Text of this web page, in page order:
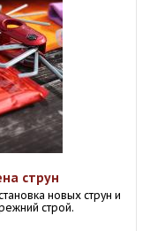
струн
новых струн и
строй.